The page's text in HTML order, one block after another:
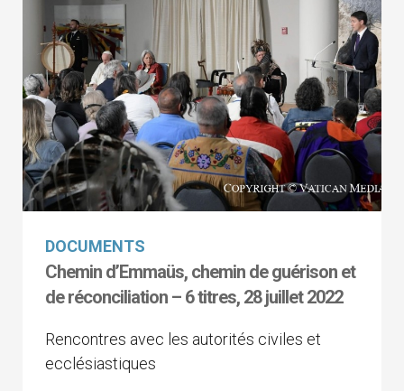
DOCUMENTS
Chemin d’Emmaüs, chemin de guérison et
de réconciliation – 6 titres, 28 juillet 2022
Rencontres avec les autorités civiles et
ecclésiastiques